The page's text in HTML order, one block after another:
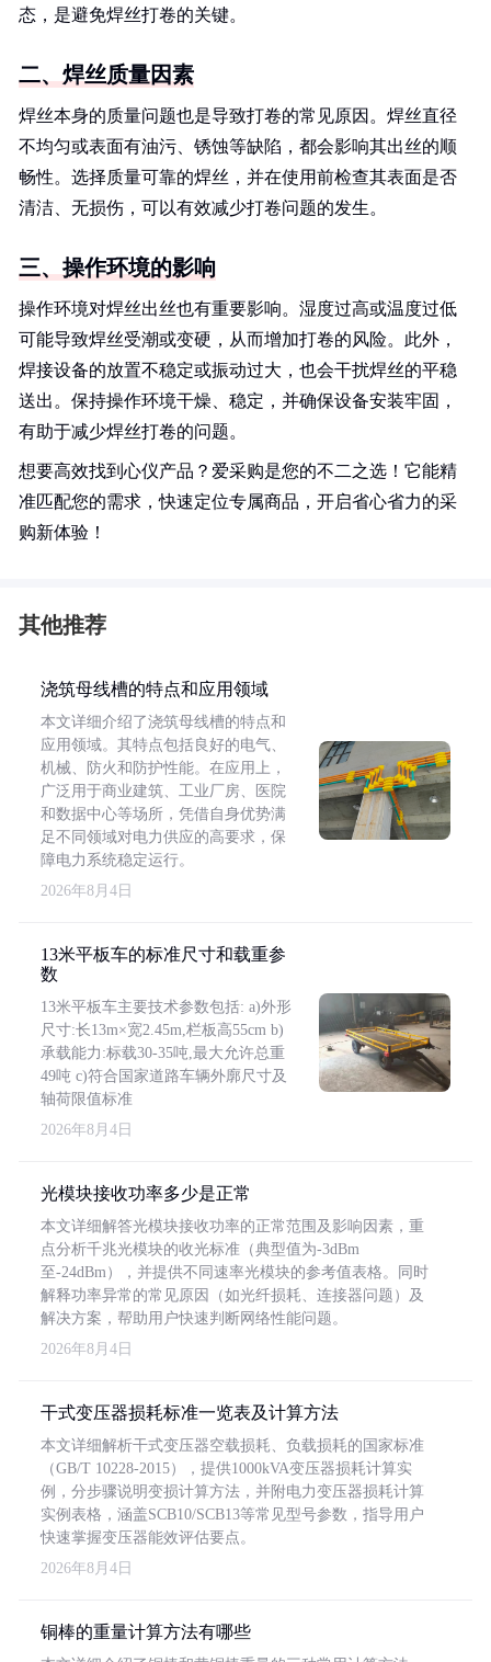
态，是避免焊丝打卷的关键。
二、焊丝质量因素
焊丝本身的质量问题也是导致打卷的常见原因。焊丝直径
不均匀或表面有油污、锈蚀等缺陷，都会影响其出丝的顺
畅性。选择质量可靠的焊丝，并在使用前检查其表面是否
清洁、无损伤，可以有效减少打卷问题的发生。
三、操作环境的影响
操作环境对焊丝出丝也有重要影响。湿度过高或温度过低
可能导致焊丝受潮或变硬，从而增加打卷的风险。此外，
焊接设备的放置不稳定或振动过大，也会干扰焊丝的平稳
送出。保持操作环境干燥、稳定，并确保设备安装牢固，
有助于减少焊丝打卷的问题。
想要高效找到心仪产品？爱采购是您的不二之选！它能精
准匹配您的需求，快速定位专属商品，开启省心省力的采
购新体验！
其他推荐
浇筑母线槽的特点和应用领域
本文详细介绍了浇筑母线槽的特点和
应用领域。其特点包括良好的电气、
机械、防火和防护性能。在应用上，
广泛用于商业建筑、工业厂房、医院
和数据中心等场所，凭借自身优势满
足不同领域对电力供应的高要求，保
障电力系统稳定运行。
2026年8月4日
13米平板车的标准尺寸和载重参
数
13米平板车主要技术参数包括: a)外形
尺寸:长13m×宽2.45m,栏板高55cm b)
承载能力:标载30-35吨,最大允许总重
49吨 c)符合国家道路车辆外廓尺寸及
轴荷限值标准
2026年8月4日
光模块接收功率多少是正常
本文详细解答光模块接收功率的正常范围及影响因素，重
点分析千兆光模块的收光标准（典型值为-3dBm
至-24dBm），并提供不同速率光模块的参考值表格。同时
解释功率异常的常见原因（如光纤损耗、连接器问题）及
解决方案，帮助用户快速判断网络性能问题。
2026年8月4日
干式变压器损耗标准一览表及计算方法
本文详细解析干式变压器空载损耗、负载损耗的国家标准
（GB/T 10228-2015），提供1000kVA变压器损耗计算实
例，分步骤说明变损计算方法，并附电力变压器损耗计算
实例表格，涵盖SCB10/SCB13等常见型号参数，指导用户
快速掌握变压器能效评估要点。
2026年8月4日
铜棒的重量计算方法有哪些